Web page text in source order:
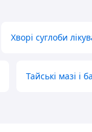
Хворі суглоби
Тайські мазі і